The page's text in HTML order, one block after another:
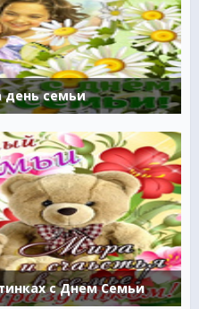
день семьи
с Днем Семьи